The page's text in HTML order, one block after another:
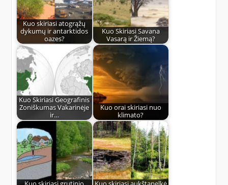
Kuo skiriasi atogrąžų
dykumų ir antarktidos
oazes?
Kuo Skiriasi Savana
Vasarą ir Žiemą?
Kuo Skiriasi Geografinis
Zoniškumas Vakarinėje
ir…
Kuo orai skiriasi nuo
klimato?